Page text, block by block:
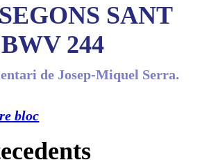
SANT
244
de Josep-Miquel Serra.
bloc